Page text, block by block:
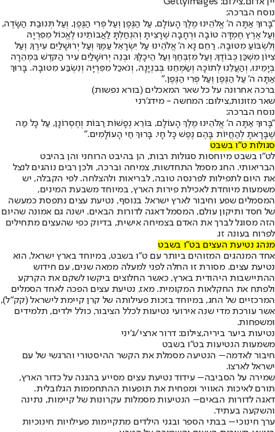
נוסח הברכה:
"בָּרוּךְ אַתָּה ה' אֱלֹהֵינוּ מֶלֶךְ הָעוֹלָם, עַל הַגֶּפֶן וְעַל פְּרִי הַגֶּפֶן, וְעַל תְּנוּבַת הַשָּׂדֶה,
וְעַל אֶרֶץ חֶמְדָּה טוֹבָה וּרְחָבָה שֶׁרָצִיתָ וְהִנְחַלְתָּ לַאֲבוֹתֵינוּ לֶאֱכוֹל מִפִּרְיָהּ
וְלִשְׂבּוֹעַ מִטּוּבָהּ. רַחֵם נָא ה' אֱלֹהֵינוּ עַל יִשְׂרָאֵל עַמֶּךָ וְעַל יְרוּשָׁלַיִם עִירֶךָ, וְעַל
צִיּוֹן מִשְׁכַּן כְּבוֹדֶךָ, וְעַל מִזְבְּחֶךָ וְעַל הֵיכָלֶךָ. וּבְנֵה יְרוּשָׁלַיִם עִיר הַקּדֶשׁ בִּמְהֵרָה
בְיָמֵינוּ, וְהַעֲלֵנוּ לְתוֹכָהּ וְשַׂמְּחֵנוּ בְּבִנְיָנָהּ, וְנֹאכַל מִפִּרְיָּהּ וְנִשְׂבַּע מִטּוּבָהּ. בָּרוּךְ
אַתָּה ה' עַל הַגֶּפֶן וְעַל פְּרִי הַגֶּפֶן."
ברכה אחרונה על כל שאר המאכלים (בורא נפשות)
שאר מזונות,צילום: המחשה - מידג'רני
נוסח הברכה:
"בָּרוּךְ אַתָּה ה' אֱלֹהֵינוּ מֶלֶךְ הָעוֹלָם, בּוֹרֵא נְפָשׁוֹת רַבּוֹת וְחֶסְרוֹנָן, עַל כָּל מַה
שֶׁבָּרָאתָ לְהַחֲיוֹת בָּהֶם נֶפֶשׁ כָּל חָי. בָּרוּךְ חַי הָעוֹלָמִים."
סגולות ט"ו בשבט
לט"ו בשבט מיוחסות סגולות רבות, הן בהיבט הרוחני והן בהיבט
הבריאותי. החג מסמל התחדשות, צמיחה וברכה, ולכן רבים נוהגים לנצל
את היום לתפילות לפרנסה טובה, לבריאות ולהצלחה. לפי הקבלה, יש
משמעות מיוחדת לאכילת פירות הארץ, במיוחד משבעת המינים,
המסמלים שפע וחיבור לארץ ישראל. בנוסף, נטיעת עצים נתפסת כמעשה
של חסד ותיקון עולם, המסמל דאגה לדורות הבאים. ישנה גם אמונה שהיום
הזה מסוגל לברך את האדם בצמיחה אישית, בדיוק כפי שהעצים מתחילים
לפרוח בעונה זו.
מנהג נטיעת העצים בט"ו בשבט
אחד המנהגים המזוהים ביותר עם ט"ו בשבט, במיוחד בארץ ישראל, הוא
נטיעת עצים. מסורת זו החלה לפני למעלה ממאה שנים, עם חידוש
ההתיישבות היהודית בארץ, כאשר החלוצים ביקשו לשקם את הקרקע
ולפתח את החקלאות המקומית. מאז, נטיעת עצים הפכה לאחד הסמלים
המרכזיים של החג, במיוחד בזכות פעילותה של קרן קיימת לישראל (קק"ל),
אשר עורכת מדי שנה אירועי נטיעות לכלל הציבור, כולל ילדים, תלמידים
ומשפחות.
נטיעות ביער ביריה,צילום: דרור ארצי/ג'יני
משמעות הנטיעות בט"ו בשבט
חיבור לאדמה– הנטיעה מסמלת את הקשר ההיסטורי והרגשי של עם
ישראל לארצו.
שמירה על הסביבה– עידוד נטיעת עצים מסייע בהגנה על כדור הארץ,
תורם לאיכות האוויר ומפחית את תופעות ההתחממות הגלובלית.
דאגה לדורות הבאים– הנטיעות מסמלות עקרונות של קיימות, נתינה
והשקעה בעתיד.
ערך חינוכי– בבתי הספר ובגני הילדים מתקיימות פעילויות חינוכיות